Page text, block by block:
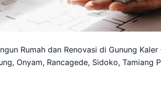
Rumah dan Renovasi di Gunung
Onyam, Rancagede, Sidoko, Tamiang